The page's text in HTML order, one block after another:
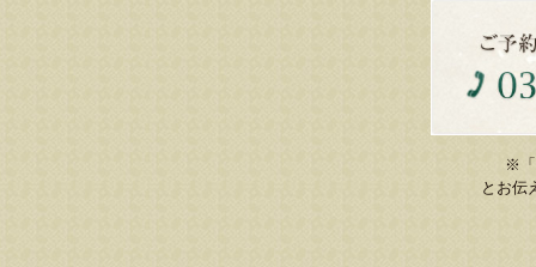
※「
とお伝